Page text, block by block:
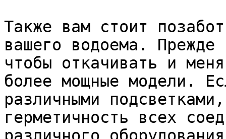
Также вам стоит
вашего водоема.
чтобы откачивать и
более мощные модели.
различными
герметичность всех